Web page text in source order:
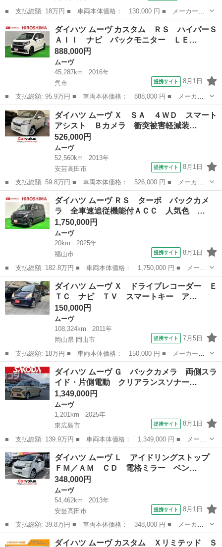
■ 支払総額: 18万円 ■ 車両本体価格： 130,000 円 ■ メーカー
名： ダイハツ ■ 車種名： ムーヴコンテ ■ グレード名： カス
タム Ｘ キーフリー 純正アルミ 盗難防止システム 衝突安全ボ
ディ オートエア...
岡山 倉敷市 ムーヴ
ダイハツ ムーヴ カスタム ＲＳ ハイパーＳ
ＡＩＩ ナビ バックモニター ＬＥ…
888,000円
ムーヴ
45,287km
2016年
呉市
提携サイト 8月1日
■ 支払総額: 95.9万円 ■ 車両本体価格： 888,000 円 ■ メーカー
名： ダイハツ ■ 車種名： ムーヴ ■ グレード名： カスタム
ＲＳ ハイパーＳＡＩＩ ナビ バックモニター ＬＥＤオートハイ
ビーム・フォ...
広島 呉市 ムーヴ
ダイハツ ムーヴ Ｘ ＳＡ ４ＷＤ スマート
アシスト Ｂカメラ 衝突被害軽減装…
526,000円
ムーヴ
52,560km
2013年
安芸高田市
提携サイト 8月1日
■ 支払総額: 59.8万円 ■ 車両本体価格： 526,000 円 ■ メーカー
名： ダイハツ ■ 車種名： ムーヴ ■ グレード名： Ｘ ＳＡ
４ＷＤ スマートアシスト Ｂカメラ 衝突被害軽減装置 アクセル
踏み間違い防...
広島 安芸高田市
ダイハツ ムーヴ ＲＳ ターボ バックカメ
ラ 全車速追従機能付ＡＣＣ 人気色 …
1,750,000円
ムーヴ
20km
2025年
福山市
提携サイト 8月1日
■ 支払総額: 182.8万円 ■ 車両本体価格： 1,750,000 円 ■ メーカ
ー名： ダイハツ ■ 車種名： ムーヴ ■ グレード名： ＲＳ タ
ーボ バックカメラ 全車速追従機能付ＡＣＣ 人気色 ＬＥＤオー
トライト...
広島 福山市 ムーヴ
ダイハツ ムーヴ Ｘ ドライブレコーダー Ｅ
ＴＣ ナビ ＴＶ スマートキー ア…
150,000円
ムーヴ
108,324km
2011年
岡山県 岡山市
提携サイト 7月5日
■ 支払総額: 18万円 ■ 車両本体価格： 150,000 円 ■ メーカー
名： ダイハツ ■ 車種名： ムーヴ ■ グレード名： Ｘ ドライ
ブレコーダー ＥＴＣ ナビ ＴＶ スマートキー アイドリングス
トップ 電動格納...
岡山 岡山市 ムーヴ
ダイハツ ムーヴ Ｇ バックカメラ 両側スラ
イド・片側電動 クリアランスソナー…
1,349,000円
ムーヴ
1,201km
2025年
東広島市
提携サイト 8月1日
■ 支払総額: 139.9万円 ■ 車両本体価格： 1,349,000 円 ■ メーカ
ー名： ダイハツ ■ 車種名： ムーヴ ■ グレード名： Ｇ バッ
クカメラ 両側スライド・片側電動 クリアランスソナー 衝突被害
軽減シス...
広島 東広島市
ダイハツ ムーヴ Ｌ アイドリングストップ
ＦＭ／ＡＭ ＣＤ 電格ミラー ベン…
348,000円
ムーヴ
54,462km
2013年
安芸高田市
提携サイト 8月1日
■ 支払総額: 39.8万円 ■ 車両本体価格： 348,000 円 ■ メーカー
名： ダイハツ ■ 車種名： ムーヴ ■ グレード名： Ｌ アイド
リングストップ ＦＭ／ＡＭ ＣＤ 電格ミラー ベンチシート 運
安芸高田市 ムーヴ
ダイハツ ムーヴ カスタム Ｘリミテッド Ｓ